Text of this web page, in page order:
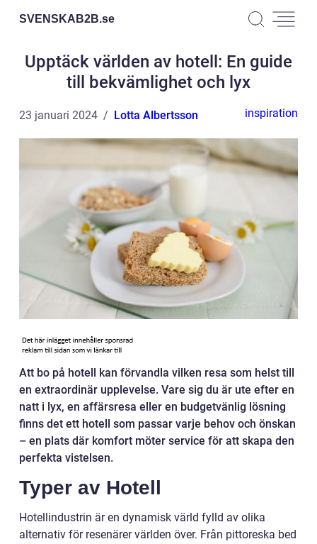
SVENSKAB2B.se
Upptäck världen av hotell: En guide
till bekvämlighet och lyx
23 januari 2024 Lotta Albertsson inspiration
Att bo på hotell kan förvandla vilken resa som helst till
en extraordinär upplevelse. Vare sig du är ute efter en
natt i lyx, en affärsresa eller en budgetvänlig lösning
finns det ett hotell som passar varje behov och önskan
– en plats där komfort möter service för att skapa den
perfekta vistelsen.
Typer av Hotell
Hotellindustrin är en dynamisk värld fylld av olika
alternativ för resenärer världen över. Från pittoreska bed